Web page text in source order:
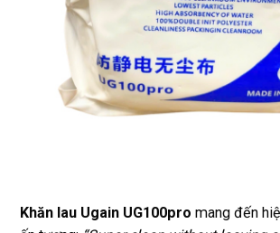
Khăn lau Ugain UG100pro mang đến